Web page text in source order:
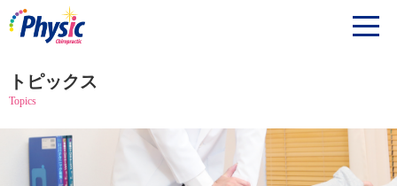
トピックス
Topics